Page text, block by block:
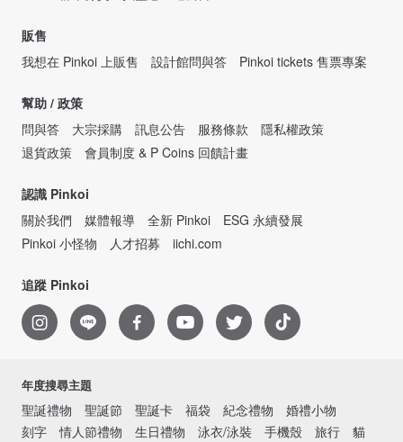
販售
我想在 Pinkoi 上販售
設計館問與答 Pinkoi tickets 售票專案
幫助 / 政策
問與答
大宗採購 訊息公告 服務條款
隱私權政策
退貨政策
會員制度 & P Coins 回饋計畫
認識 Pinkoi
關於我們
媒體報導 全新 Pinkoi
ESG 永續發展
Pinkoi 小怪物
人才招募 iichi.com
追蹤 Pinkoi
年度搜尋主題
聖誕禮物 聖誕節 聖誕卡 福袋 紀念禮物
婚禮小物
刻字
情人節禮物 生日禮物 泳衣/泳裝 手機殼 旅行 貓